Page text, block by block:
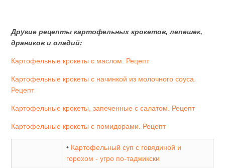
Другие рецепты картофельных крокетов, лепешек,
драников и оладий:
Картофельные крокеты с маслом. Рецепт
Картофельные крокеты с начинкой из молочного соуса.
Рецепт
Картофельные крокеты, запеченные с салатом. Рецепт
Картофельные крокеты с помидорами. Рецепт
• Картофельный суп с говядиной и
горохом - угро по-таджикски